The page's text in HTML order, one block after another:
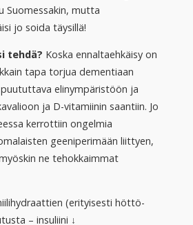
Suomessakin, mutta
jo soida täysillä!
tehdä? Koska ennaltaehkäisy on
tapa torjua dementiaan
elinympäristöön ja
ja D-vitamiinin saantiin. Jo
kerrottiin ongelmia
geeniperimään liittyen,
ne tehokkaimmat
(erityisesti höttö-
– insuliini ↓